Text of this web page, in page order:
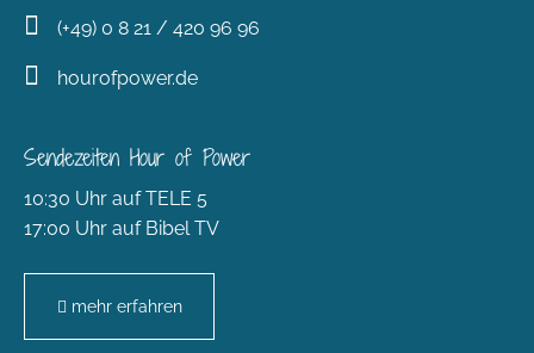
(+49) 0 8 21 / 420 96 96
hourofpower.de
Sendezeiten Hour of Power
10:30 Uhr auf TELE 5
17:00 Uhr auf Bibel TV
mehr erfahren